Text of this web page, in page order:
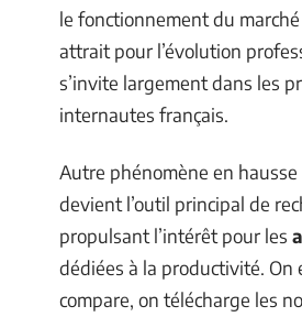
le fonctionnement du
attrait pour l’évolution
s’invite largement dans les
internautes français.
Autre phénomène en hausse
devient l’outil principal de
propulsant l’intérêt pour les
dédiées à la productivité. On
compare, on télécharge les